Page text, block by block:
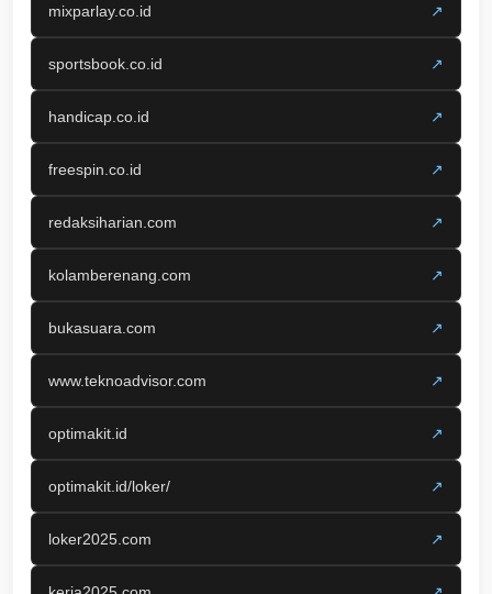
mixparlay.co.id ↗
sportsbook.co.id ↗
handicap.co.id ↗
freespin.co.id ↗
redaksiharian.com ↗
kolamberenang.com ↗
bukasuara.com ↗
www.teknoadvisor.com ↗
optimakit.id ↗
optimakit.id/loker/ ↗
loker2025.com ↗